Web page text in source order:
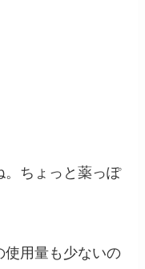
。ちょっと薬っぽ
使用量も少ないの